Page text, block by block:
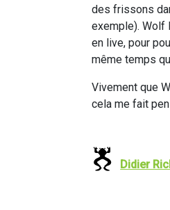
des frissons
exemple). Wolf
en live, pour
même temps
Vivement que
cela me fait
Didier